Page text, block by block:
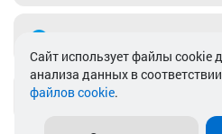
info@akkamulik.by
Cайт использует файлы cookie
анализа данных в
файлов cookie.